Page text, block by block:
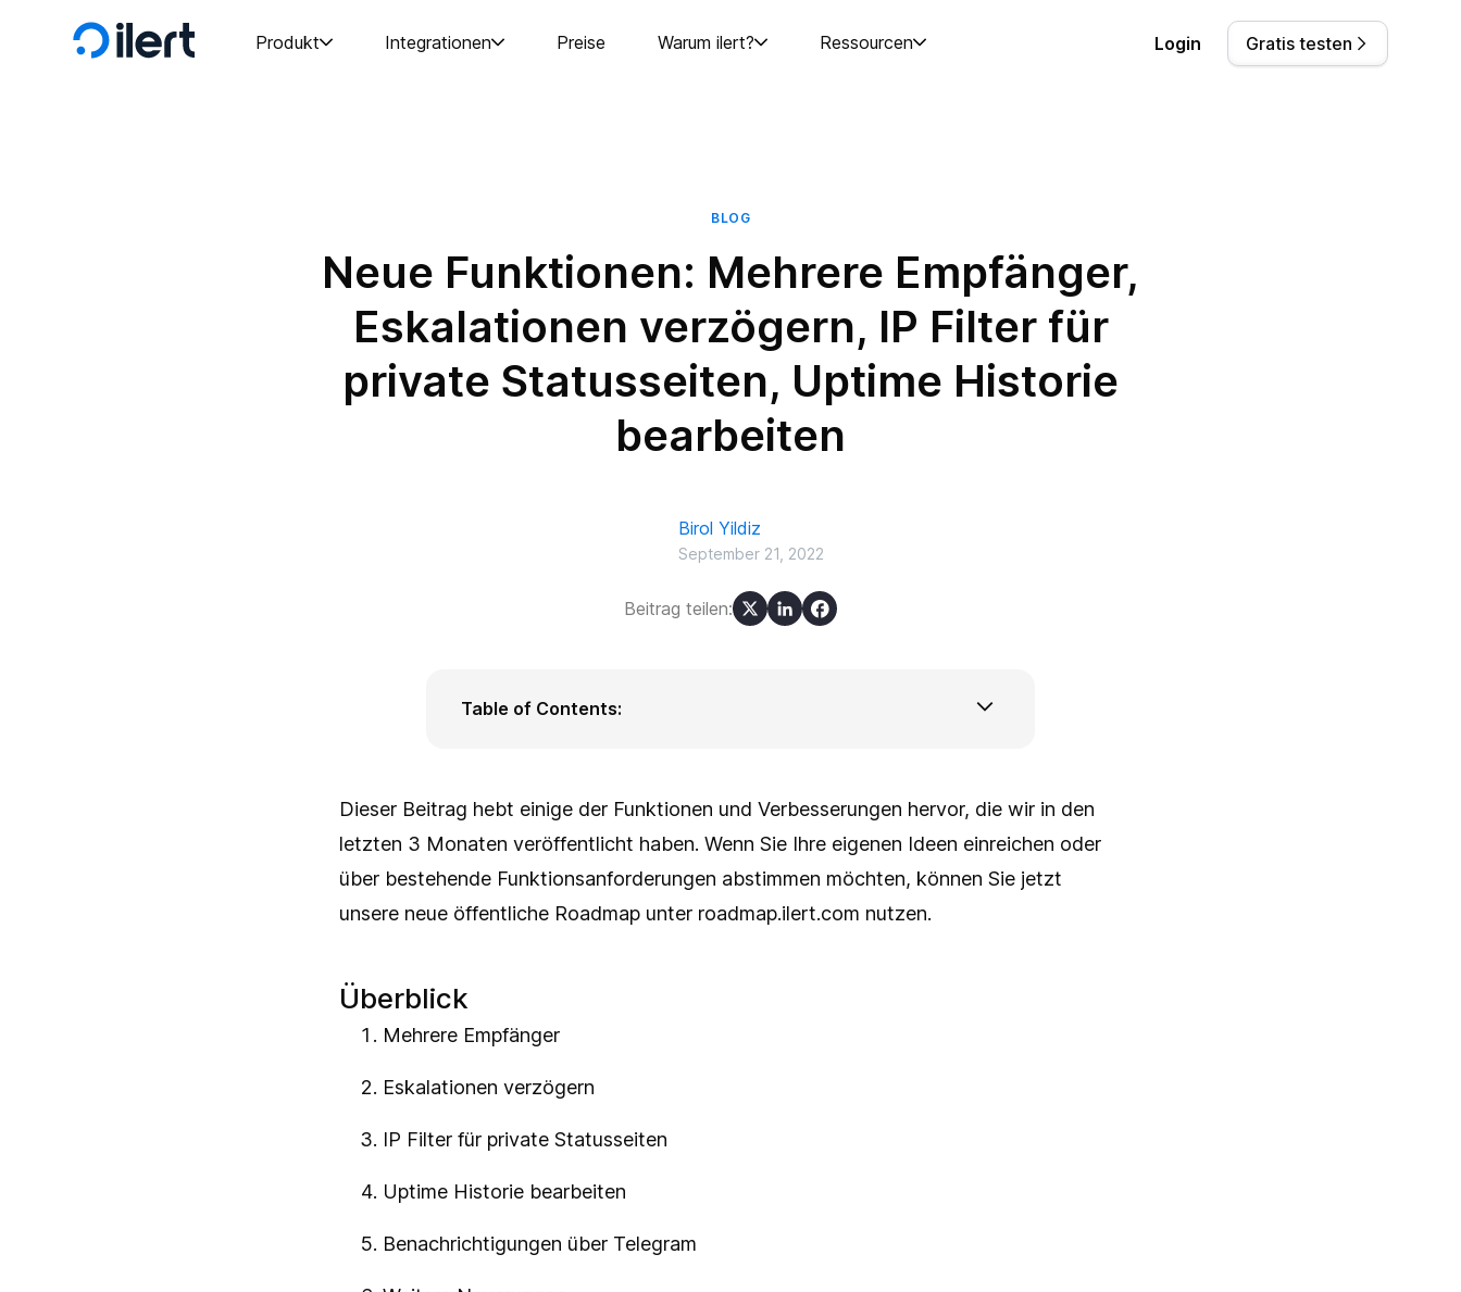
Produkt Integrationen Preise Warum ilert? Ressourcen Login Gratis testen
BLOG
Neue Funktionen: Mehrere Empfänger,
Eskalationen verzögern, IP Filter für
private Statusseiten, Uptime Historie
bearbeiten
Birol Yildiz
September 21, 2022
Beitrag teilen:
Table of Contents:
IP-Filter für private Statusseiten
Die Historie der Uptime bearbeiten
Neuer Benachrichtigungskanal: Telegram
Dieser Beitrag hebt einige der Funktionen und Verbesserungen hervor, die wir in den
letzten 3 Monaten veröffentlicht haben. Wenn Sie Ihre eigenen Ideen einreichen oder
über bestehende Funktionsanforderungen abstimmen möchten, können Sie jetzt
unsere neue öffentliche Roadmap unter roadmap.ilert.com nutzen.
Überblick
Mehrere Empfänger
Eskalationen verzögern
IP Filter für private Statusseiten
Uptime Historie bearbeiten
Benachrichtigungen über Telegram